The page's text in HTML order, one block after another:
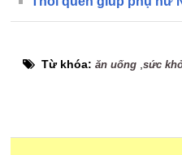
Từ khóa:ăn uống ,sức